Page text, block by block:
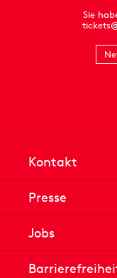
Sie
Kontakt
Presse
Jobs